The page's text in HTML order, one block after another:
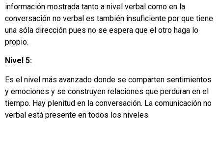
información mostrada tanto a nivel verbal como en la
conversación no verbal es también insuficiente por que tiene
una sóla dirección pues no se espera que el otro haga lo
propio.
Nivel 5:
Es el nivel más avanzado donde se comparten sentimientos
y emociones y se construyen relaciones que perduran en el
tiempo. Hay plenitud en la conversación. La comunicación no
verbal está presente en todos los niveles.